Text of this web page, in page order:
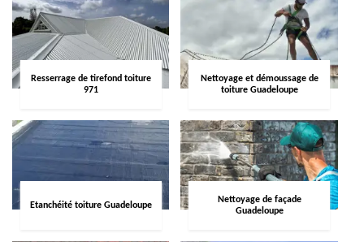
Resserrage de tirefond toiture
971
Nettoyage et démoussage de
toiture Guadeloupe
Etanchéité toiture Guadeloupe
Nettoyage de façade
Guadeloupe